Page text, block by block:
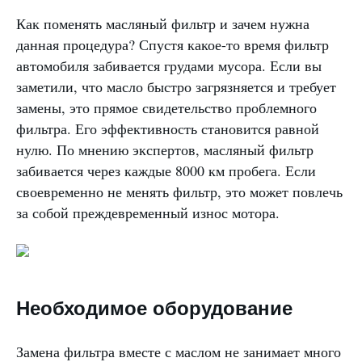
Как поменять масляный фильтр и зачем нужна
данная процедура? Спустя какое-то время фильтр
автомобиля забивается грудами мусора. Если вы
заметили, что масло быстро загрязняется и требует
замены, это прямое свидетельство проблемного
фильтра. Его эффективность становится равной
нулю. По мнению экспертов, масляный фильтр
забивается через каждые 8000 км пробега. Если
своевременно не менять фильтр, это может повлечь
за собой преждевременный износ мотора.
Необходимое оборудование
Замена фильтра вместе с маслом не занимает много